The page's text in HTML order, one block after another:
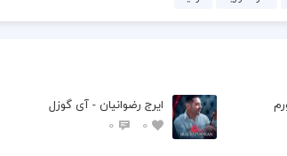
ایرج رضوانیان - آی گوزل
0
0